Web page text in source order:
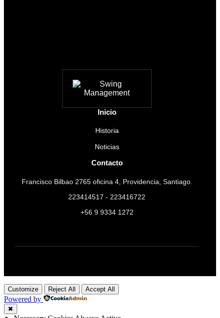
Inicio
Historia
Noticias
Contacto
Francisco Bilbao 2765 oficina 4, Providencia, Santiago.
223414517 - 223416722
+56 9 9334 1272
Customize Reject All Accept All
Powered by
✖